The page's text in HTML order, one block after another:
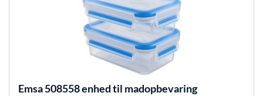
Emsa508558 enhed til madopbevaring